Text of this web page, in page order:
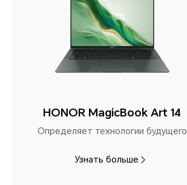
HONOR MagicBook Art 14
Определяет технологии будущего
Узнать больше